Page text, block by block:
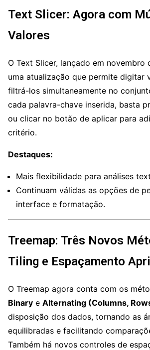
Text Slicer: Agora com
Valores
O Text Slicer, lançado em novembro
uma atualização que permite digitar
filtrá-los simultaneamente no
cada palavra-chave inserida, basta
ou clicar no botão de aplicar para
critério.
Destaques:
Mais flexibilidade para análises
Continuam válidas as opções de
interface e formatação.
Treemap: Três Novos
Tiling e Espaçamento
O Treemap agora conta com os
Binary e Alternating (Columns,
disposição dos dados, tornando as
equilibradas e facilitando
Também há novos controles de